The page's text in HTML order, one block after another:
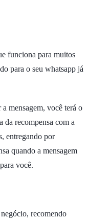
funciona para muitos
para o seu whatsapp já
mensagem, você terá o
da recompensa com a
entregando por
quando a mensagem
você.
recomendo